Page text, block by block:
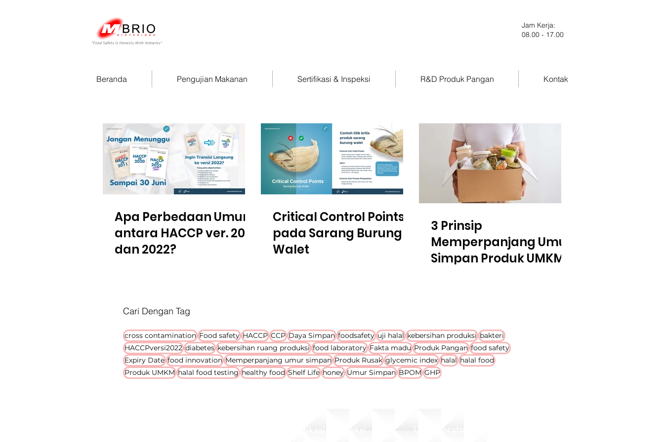
Jam Kerja:
08.00 - 17.00
Beranda Pengujian Makanan Sertifikasi & Inspeksi R&D Produk Pangan Kontak
Apa Perbedaan Umum
antara HACCP ver. 2011
dan 2022?
Critical Control Points
pada Sarang Burung
Walet
3 Prinsip
Memperpanjang Umur
Simpan Produk UMKM
Cari Dengan Tag
cross contamination Food safety HACCP CCP Daya Simpan foodsafety uji halal kebersihan produksi bakteri
HACCPversi2022 diabetes kebersihan ruang produksi food laboratory Fakta madu Produk Pangan food safety
Expiry Date food innovation Memperpanjang umur simpan Produk Rusak glycemic index halal halal food
Produk UMKM halal food testing healthy food Shelf Life honey Umur Simpan BPOM GHP